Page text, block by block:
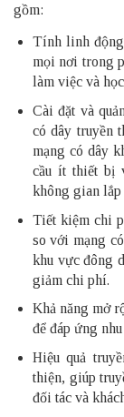
gồm:
Tính linh
mọi nơi trong
làm việc và
Cài đặt và
có dây truyền
mạng có dây
cầu ít thiết bị
không gian lắp
Tiết kiệm chi
so với mạng
khu vực đông
giảm chi phí.
Khả năng mở
để đáp ứng
Hiệu quả
thiện, giúp
đối tác và